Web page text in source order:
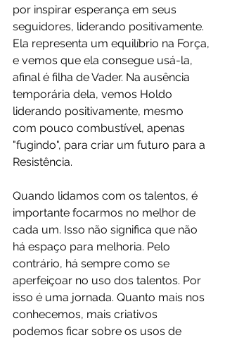
por inspirar esperança em seus
seguidores, liderando positivamente.
Ela representa um equilíbrio na Força,
e vemos que ela consegue usá-la,
afinal é filha de Vader. Na ausência
temporária dela, vemos Holdo
liderando positivamente, mesmo
com pouco combustível, apenas
"fugindo", para criar um futuro para a
Resistência.
Quando lidamos com os talentos, é
importante focarmos no melhor de
cada um. Isso não significa que não
há espaço para melhoria. Pelo
contrário, há sempre como se
aperfeiçoar no uso dos talentos. Por
isso é uma jornada. Quanto mais nos
conhecemos, mais criativos
podemos ficar sobre os usos de